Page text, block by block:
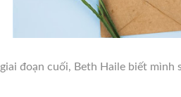
giai đoạn cuối, Beth Haile biết mình